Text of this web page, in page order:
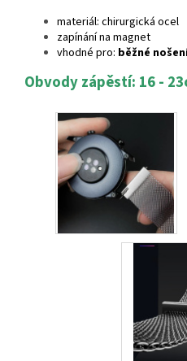
materiál: chirurgická ocel
zapínání na magnet
vhodné pro: běžné
Obvody zápěstí: 16 -